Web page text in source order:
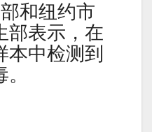
和纽约市
部表示，在
本中检测到